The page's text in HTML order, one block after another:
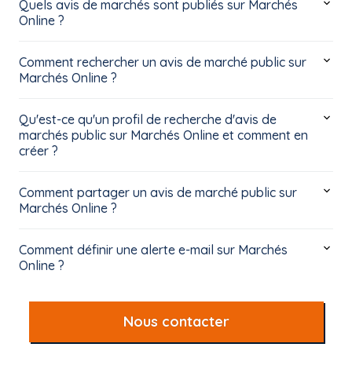
Quels avis de marchés sont publiés sur Marchés
Online ?
Comment rechercher un avis de marché public sur
Marchés Online ?
Qu'est-ce qu'un profil de recherche d'avis de
marchés public sur Marchés Online et comment en
créer ?
Comment partager un avis de marché public sur
Marchés Online ?
Comment définir une alerte e-mail sur Marchés
Online ?
Nous contacter